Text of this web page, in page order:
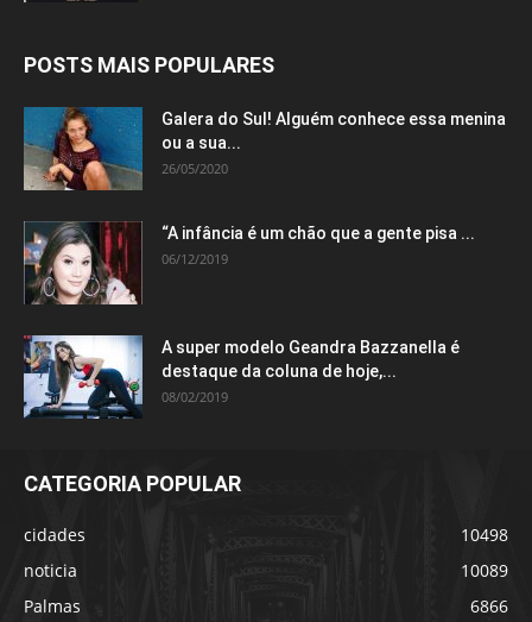
POSTS MAIS POPULARES
Galera do Sul! Alguém conhece essa menina
ou a sua...
26/05/2020
“A infância é um chão que a gente pisa ...
06/12/2019
A super modelo Geandra Bazzanella é
destaque da coluna de hoje,...
08/02/2019
CATEGORIA POPULAR
cidades
10498
noticia
10089
Palmas
6866